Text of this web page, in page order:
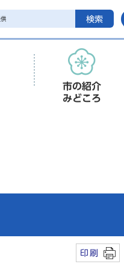
検索
市の紹介
みどころ
印刷